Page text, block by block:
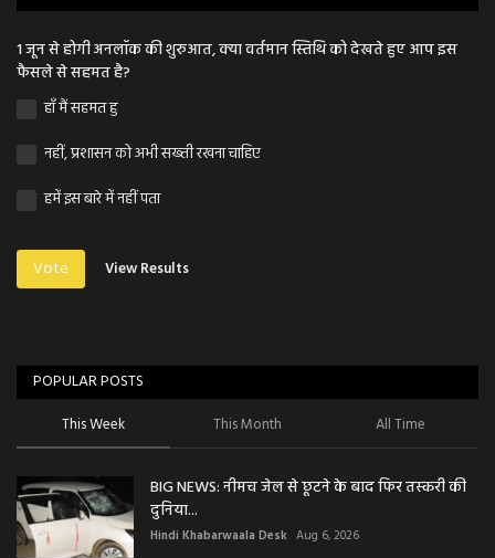
1 जून से होगी अनलॉक की शुरुआत, क्या वर्तमान स्तिथि को देखते हुए आप इस
फैसले से सहमत है?
हाँ मैं सहमत हु
नहीं, प्रशासन को अभी सख्ती रखना चाहिए
हमें इस बारे में नहीं पता
Vote View Results
POPULAR POSTS
This Week This Month All Time
BIG NEWS: नीमच जेल से छूटने के बाद फिर तस्करी की
दुनिया...
Hindi Khabarwaala Desk Aug 6, 2026